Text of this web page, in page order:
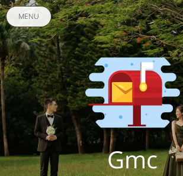
MENU
Gmc